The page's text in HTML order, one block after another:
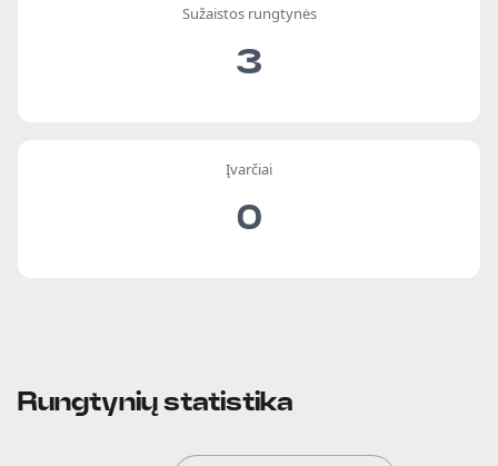
Sužaistos rungtynės
3
Įvarčiai
0
Rungtynių statistika